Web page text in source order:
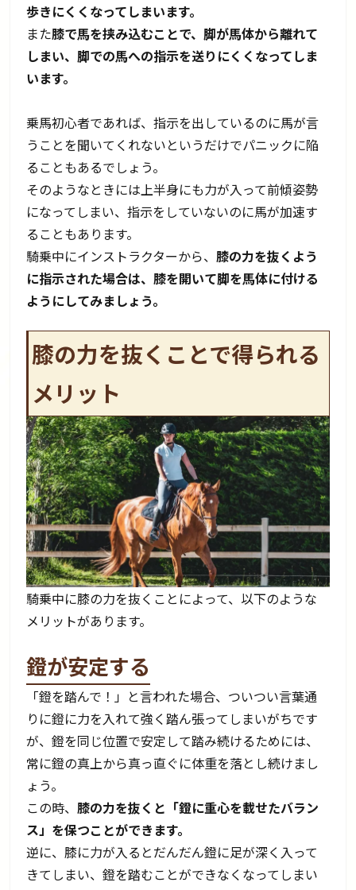
歩きにくくなってしまいます。
また膝で馬を挟み込むことで、脚が馬体から離れて
しまい、脚での馬への指示を送りにくくなってしま
います。
乗馬初心者であれば、指示を出しているのに馬が言
うことを聞いてくれないというだけでパニックに陥
ることもあるでしょう。
そのようなときには上半身にも力が入って前傾姿勢
になってしまい、指示をしていないのに馬が加速す
ることもあります。
騎乗中にインストラクターから、膝の力を抜くよう
に指示された場合は、膝を開いて脚を馬体に付ける
ようにしてみましょう。
膝の力を抜くことで得られる
メリット
騎乗中に膝の力を抜くことによって、以下のような
メリットがあります。
鐙が安定する
「鐙を踏んで！」と言われた場合、ついつい言葉通
りに鐙に力を入れて強く踏ん張ってしまいがちです
が、鐙を同じ位置で安定して踏み続けるためには、
常に鐙の真上から真っ直ぐに体重を落とし続けまし
ょう。
この時、膝の力を抜くと「鐙に重心を載せたバラン
ス」を保つことができます。
逆に、膝に力が入るとだんだん鐙に足が深く入って
きてしまい、鐙を踏むことができなくなってしまい